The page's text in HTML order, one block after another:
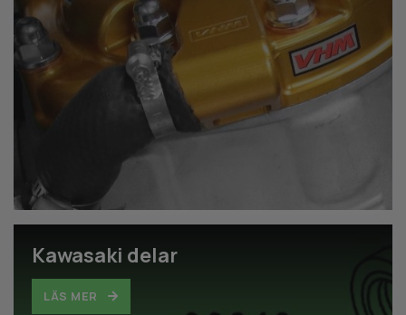
Kawasaki delar
LÄS MER